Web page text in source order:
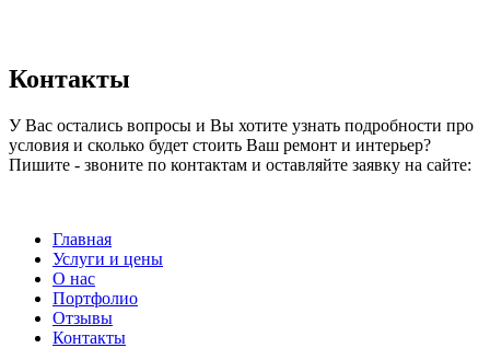
Контакты
У Вас остались вопросы и Вы хотите узнать подробности про
условия и сколько будет стоить Ваш ремонт и интерьер?
Пишите - звоните по контактам и оставляйте заявку на сайте:
Главная
Услуги и цены
О нас
Портфолио
Отзывы
Контакты